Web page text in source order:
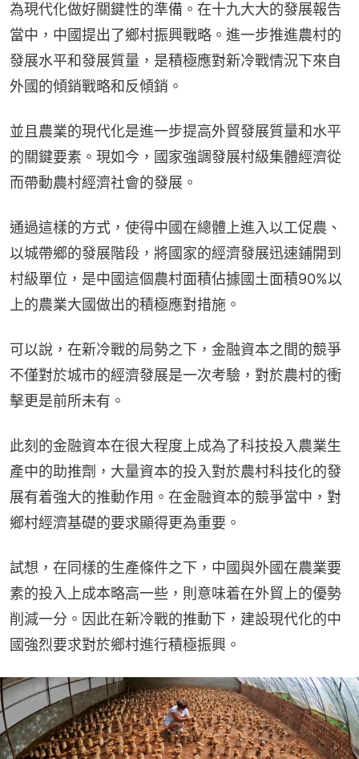
為現代化做好關鍵性的準備。在十九大大的發展報告
當中，中國提出了鄉村振興戰略。進一步推進農村的
發展水平和發展質量，是積極應對新冷戰情況下來自
外國的傾銷戰略和反傾銷。
並且農業的現代化是進一步提高外貿發展質量和水平
的關鍵要素。現如今，國家強調發展村級集體經濟從
而帶動農村經濟社會的發展。
通過這樣的方式，使得中國在總體上進入以工促農、
以城帶鄉的發展階段，將國家的經濟發展迅速鋪開到
村級單位，是中國這個農村面積佔據國土面積90%以
上的農業大國做出的積極應對措施。
可以說，在新冷戰的局勢之下，金融資本之間的競爭
不僅對於城市的經濟發展是一次考驗，對於農村的衝
擊更是前所未有。
此刻的金融資本在很大程度上成為了科技投入農業生
產中的助推劑，大量資本的投入對於農村科技化的發
展有着強大的推動作用。在金融資本的競爭當中，對
鄉村經濟基礎的要求顯得更為重要。
試想，在同樣的生產條件之下，中國與外國在農業要
素的投入上成本略高一些，則意味着在外貿上的優勢
削減一分。因此在新冷戰的推動下，建設現代化的中
國強烈要求對於鄉村進行積極振興。